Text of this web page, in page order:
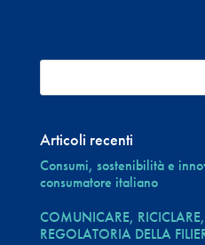
Articoli recenti
Consumi, sostenibilità e
consumatore italiano
COMUNICARE,
REGOLATORIA DELLA